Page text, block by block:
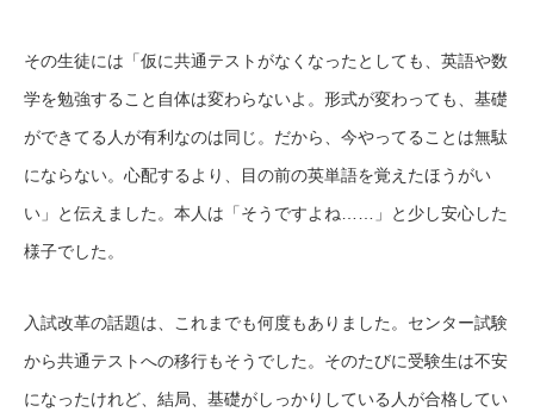
その生徒には「仮に共通テストがなくなったとしても、英語や数
学を勉強すること自体は変わらないよ。形式が変わっても、基礎
ができてる人が有利なのは同じ。だから、今やってることは無駄
にならない。心配するより、目の前の英単語を覚えたほうがい
い」と伝えました。本人は「そうですよね……」と少し安心した
様子でした。
入試改革の話題は、これまでも何度もありました。センター試験
から共通テストへの移行もそうでした。そのたびに受験生は不安
になったけれど、結局、基礎がしっかりしている人が合格してい